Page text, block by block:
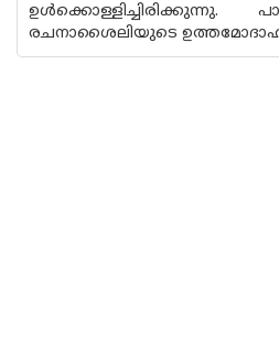
ഉള്‍ക്കൊള്ളിച്ചിരിക്കുന്നു.
രചനാശൈലിയുടെ